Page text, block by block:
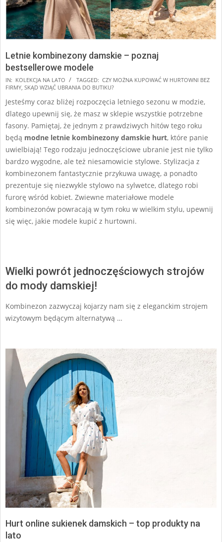
Letnie kombinezony damskie – poznaj
bestsellerowe modele
2025-
07-
08
IN: KOLEKCJA NA LATO TAGGED: CZY MOŻNA KUPOWAĆ W HURTOWNI BEZ
FIRMY, SKĄD WZIĄĆ UBRANIA DO BUTIKU?
Jesteśmy coraz bliżej rozpoczęcia letniego sezonu w modzie,
dlatego upewnij się, że masz w sklepie wszystkie potrzebne
fasony. Pamiętaj, że jednym z prawdziwych hitów tego roku
będą modne letnie kombinezony damskie hurt, które panie
uwielbiają! Tego rodzaju jednoczęściowe ubranie jest nie tylko
bardzo wygodne, ale też niesamowicie stylowe. Stylizacja z
kombinezonem fantastycznie przykuwa uwagę, a ponadto
prezentuje się niezwykle stylowo na sylwetce, dlatego robi
furorę wśród kobiet. Zwiewne materiałowe modele
kombinezonów powracają w tym roku w wielkim stylu, upewnij
się więc, jakie modele kupić z hurtowni.
Wielki powrót jednoczęściowych strojów
do mody damskiej!
Kombinezon zazwyczaj kojarzy nam się z eleganckim strojem
wizytowym będącym alternatywą …
Hurt online sukienek damskich – top produkty na
lato